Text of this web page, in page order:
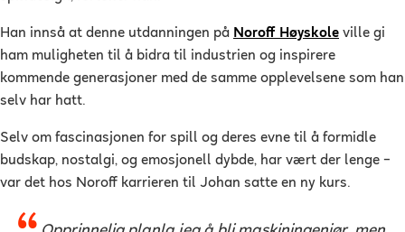
Han innså at denne utdanningen på Noroff Høyskole ville gi
ham muligheten til å bidra til industrien og inspirere
kommende generasjoner med de samme opplevelsene som han
selv har hatt.
Selv om fascinasjonen for spill og deres evne til å formidle
budskap, nostalgi, og emosjonell dybde, har vært der lenge –
var det hos Noroff karrieren til Johan satte en ny kurs.